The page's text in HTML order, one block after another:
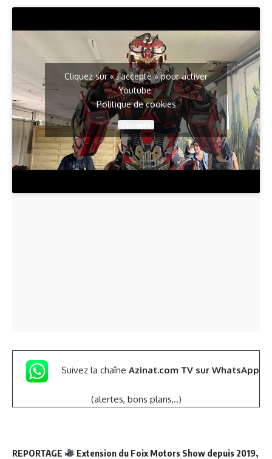
Cliquez sur « J’accepte » pour activer
Youtube
Politique de cookies
Suivez la chaîne Azinat.com TV sur WhatsApp
(alertes, bons plans,..)
REPORTAGE
Extension du Foix Motors Show depuis 2019,